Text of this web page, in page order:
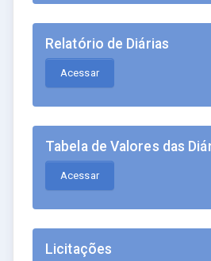
Relatório de Diárias
Acessar
Tabela de Valores das
Acessar
Licitações